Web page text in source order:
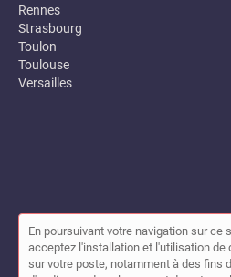
Rennes
Strasbourg
Toulon
Toulouse
Versailles
© Annuaire des entreprises locales
Mon compte|Contact
En poursuivant votre navigation sur ce
acceptez l'installation et l'utilisation de
sur votre poste, notamment à des fins